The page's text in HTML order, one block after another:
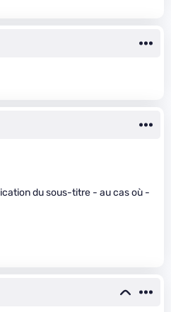
du sous-titre - au cas où -